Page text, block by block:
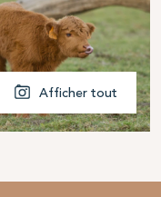
Afficher tout